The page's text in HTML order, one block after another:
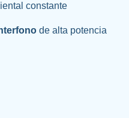
constante
de alta potencia